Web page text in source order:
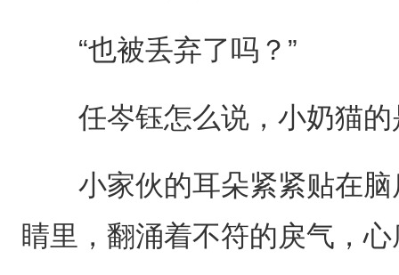
“也被丢弃了吗？”
任岑钰怎么说，小奶猫的
小家伙的耳朵紧紧贴在脑
睛里，翻涌着不符的戾气，